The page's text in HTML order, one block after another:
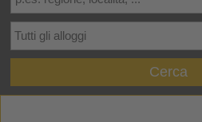
Cerca